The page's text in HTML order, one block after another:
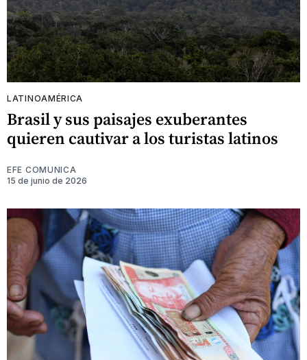
LATINOAMÉRICA
Brasil y sus paisajes exuberantes
quieren cautivar a los turistas latinos
EFE COMUNICA
15 de junio de 2026